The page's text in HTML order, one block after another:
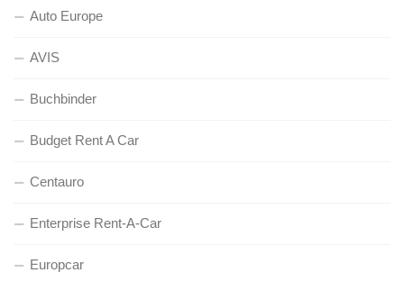
Auto Europe
AVIS
Buchbinder
Budget Rent A Car
Centauro
Enterprise Rent-A-Car
Europcar